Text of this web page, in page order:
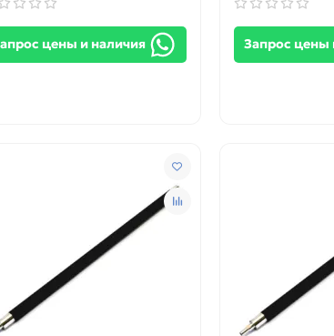
цены и наличия Запрос цены